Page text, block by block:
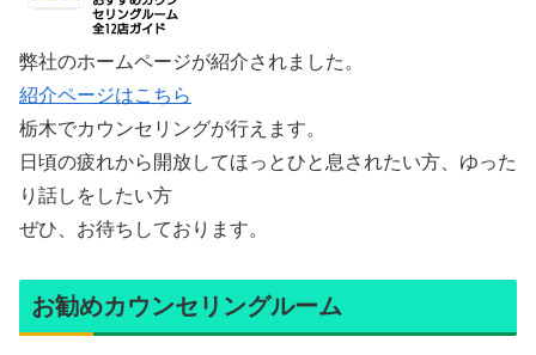
弊社のホームページが紹介されました。
紹介ページはこちら
栃木でカウンセリングが行えます。
日頃の疲れから開放してほっとひと息されたい方、ゆった
り話しをしたい方
ぜひ、お待ちしております。
お勧めカウンセリングルーム